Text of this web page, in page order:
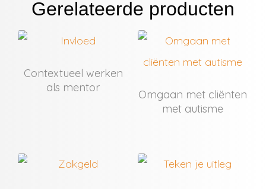
Gerelateerde producten
Contextueel werken
als mentor
Omgaan met cliënten
met autisme